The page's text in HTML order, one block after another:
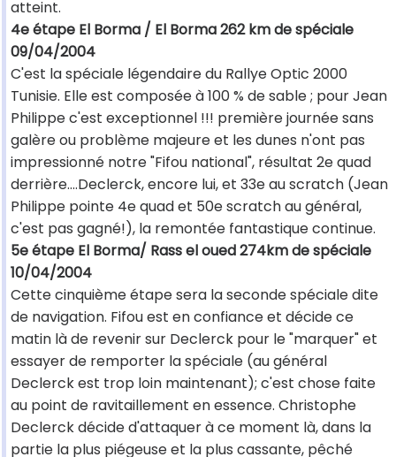
atteint.
4e étape El Borma / El Borma 262 km de spéciale
09/04/2004
C'est la spéciale légendaire du Rallye Optic 2000
Tunisie. Elle est composée à 100 % de sable ; pour Jean
Philippe c'est exceptionnel !!! première journée sans
galère ou problème majeure et les dunes n'ont pas
impressionné notre "Fifou national", résultat 2e quad
derrière....Declerck, encore lui, et 33e au scratch (Jean
Philippe pointe 4e quad et 50e scratch au général,
c'est pas gagné!), la remontée fantastique continue.
5e étape El Borma/ Rass el oued 274km de spéciale
10/04/2004
Cette cinquième étape sera la seconde spéciale dite
de navigation. Fifou est en confiance et décide ce
matin là de revenir sur Declerck pour le "marquer" et
essayer de remporter la spéciale (au général
Declerck est trop loin maintenant); c'est chose faite
au point de ravitaillement en essence. Christophe
Declerck décide d'attaquer à ce moment là, dans la
partie la plus piégeuse et la plus cassante, pêché